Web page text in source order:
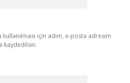
için adım, e-posta adresim
kaydedilsin.